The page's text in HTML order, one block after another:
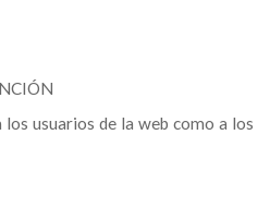
usuarios de la web como a los